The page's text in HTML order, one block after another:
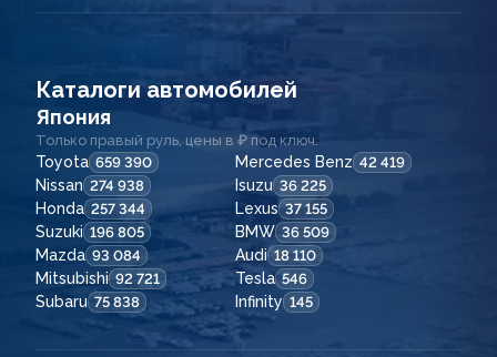
Каталоги автомобилей
Япония
Только правый руль, цены в ₽ под ключ.
Toyota 659 390 Mercedes Benz 42 419
Nissan 274 938 Isuzu 36 225
Honda 257 344 Lexus 37 155
Suzuki 196 805 BMW 36 509
Mazda 93 084 Audi 18 110
Mitsubishi 92 721 Tesla 546
Subaru 75 838 Infinity 145